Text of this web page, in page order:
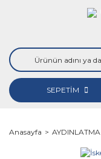
SEPETİM
Anasayfa AYDINLATMA